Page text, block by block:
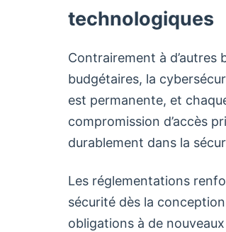
technologiques
Contrairement à d’autres
budgétaires, la
est permanente, et
compromission d’accès
durablement dans la
Les réglementations
sécurité dès la
obligations à de